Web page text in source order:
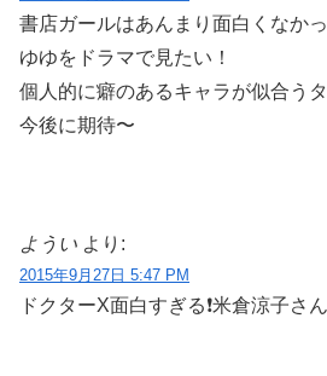
書店ガールはあんまり面白くなか
ゆゆをドラマで見たい！
個人的に癖のあるキャラが似合う
今後に期待〜
ようい より:
2015年9月27日 5:47 PM
ドクターX面白すぎる❗米倉涼子さ